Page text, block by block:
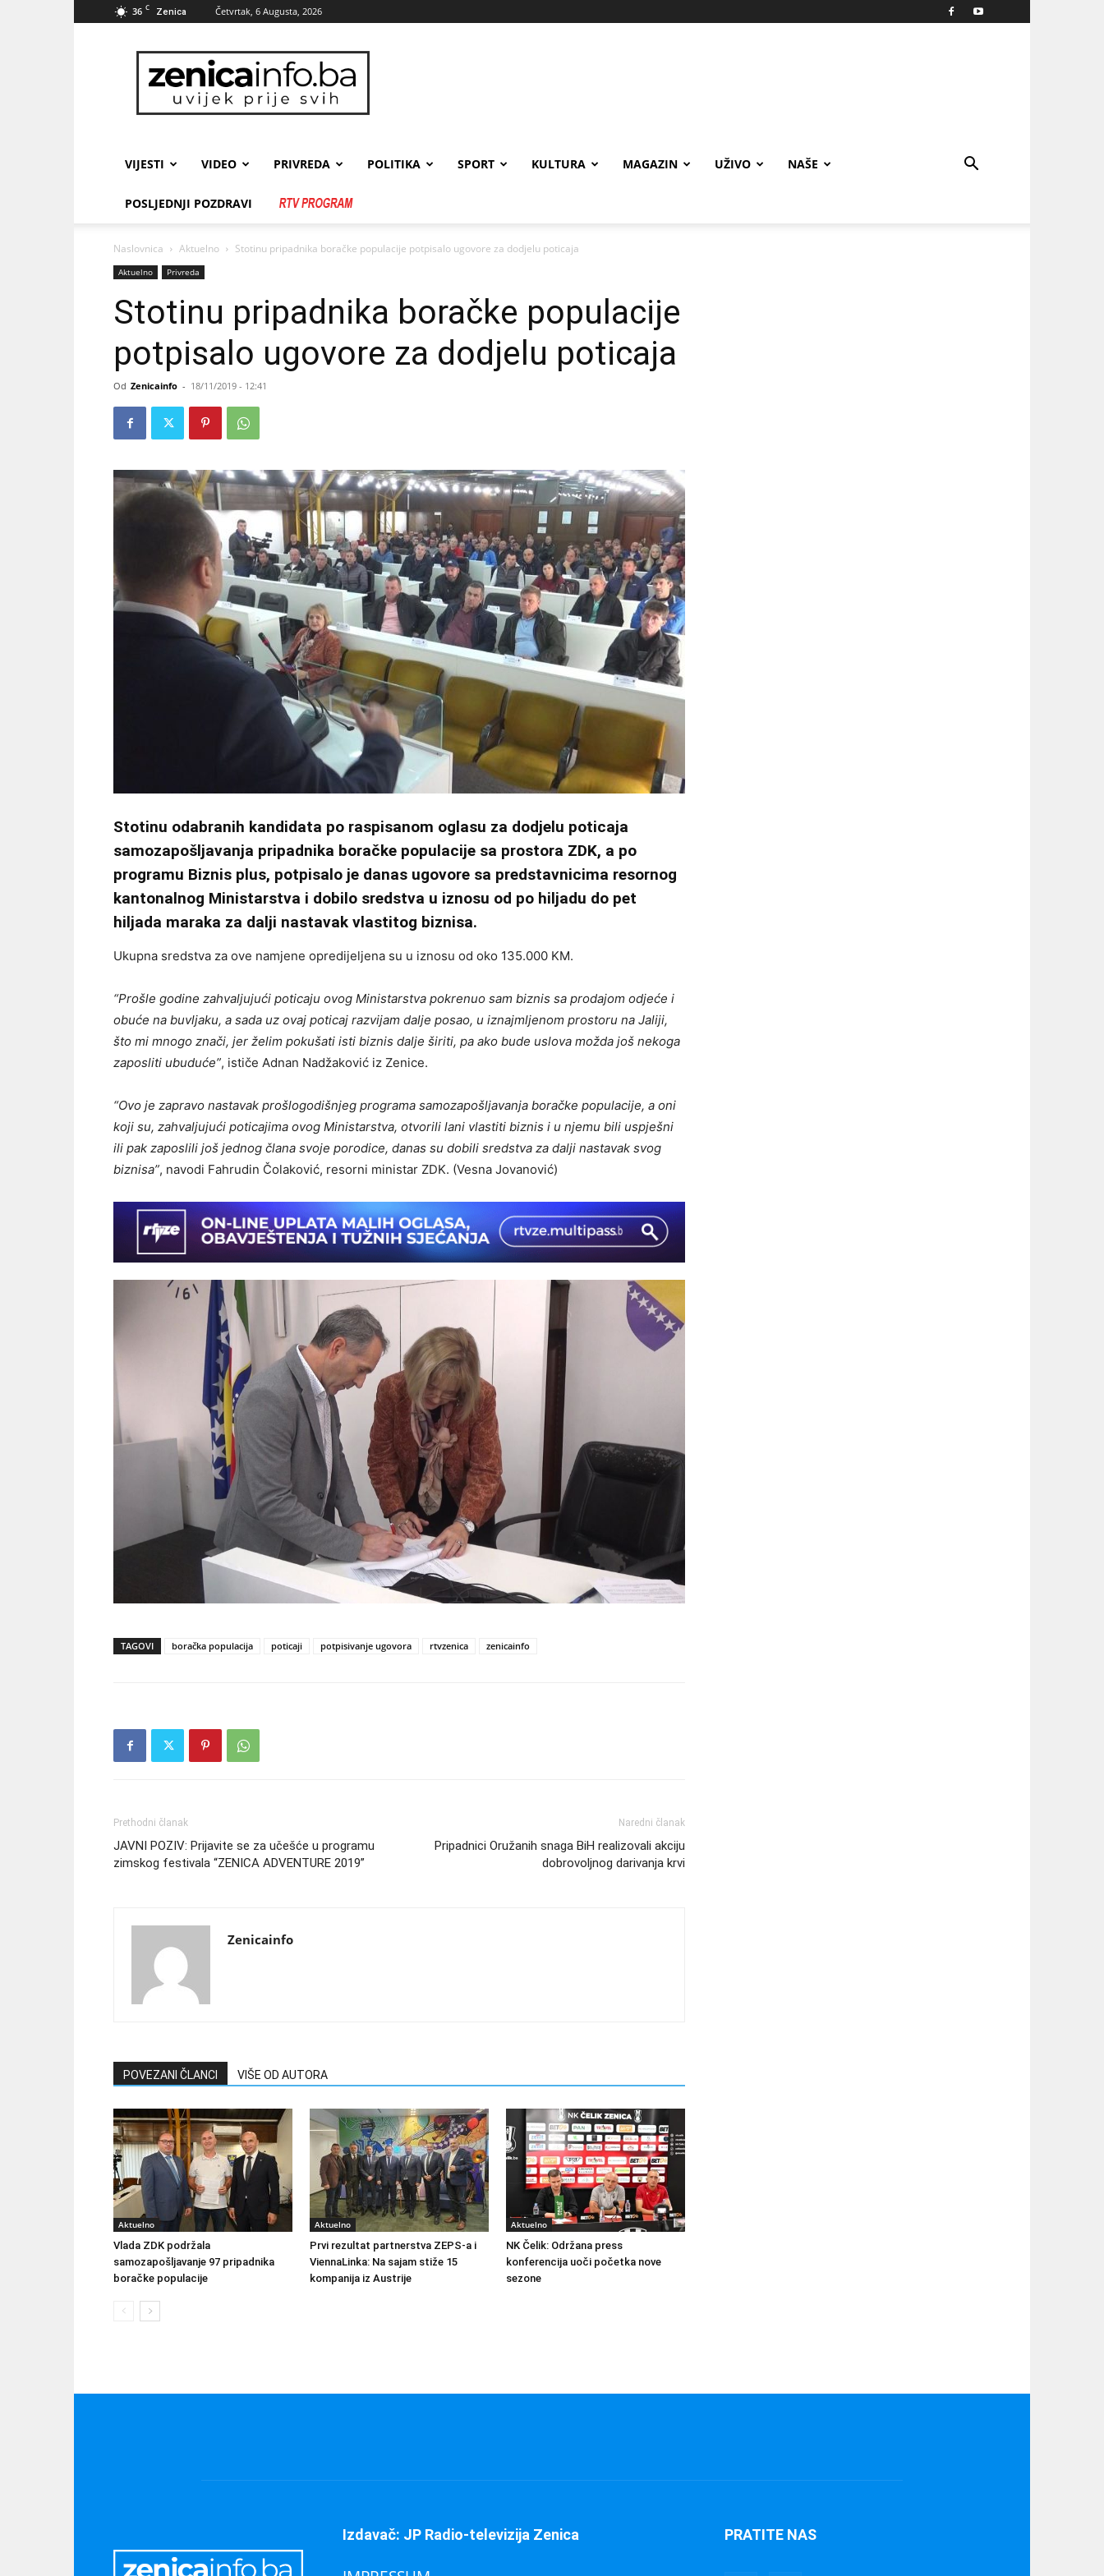
36 C Zenica Četvrtak, 6 Augusta, 2026
zenicainfo.ba
VIJESTI VIDEO PRIVREDA POLITIKA SPORT KULTURA MAGAZIN UŽIVO NAŠE
POSLJEDNJI POZDRAVI
Naslovnica Aktuelno Stotinu pripadnika boračke populacije potpisalo ugovore za dodjelu poticaja
Aktuelno Privreda
Stotinu pripadnika boračke populacije
potpisalo ugovore za dodjelu poticaja
Od Zenicainfo - 18/11/2019 - 12:41
Stotinu odabranih kandidata po raspisanom oglasu za dodjelu poticaja
samozapošljavanja pripadnika boračke populacije sa prostora ZDK, a po
programu Biznis plus, potpisalo je danas ugovore sa predstavnicima resornog
kantonalnog Ministarstva i dobilo sredstva u iznosu od po hiljadu do pet
hiljada maraka za dalji nastavak vlastitog biznisa.
Ukupna sredstva za ove namjene opredijeljena su u iznosu od oko 135.000 KM.
“Prošle godine zahvaljujući poticaju ovog Ministarstva pokrenuo sam biznis sa prodajom odjeće i
obuće na buvljaku, a sada uz ovaj poticaj razvijam dalje posao, u iznajmljenom prostoru na Jaliji,
što mi mnogo znači, jer želim pokušati isti biznis dalje širiti, pa ako bude uslova možda još nekoga
zaposliti ubuduće”, ističe Adnan Nadžaković iz Zenice.
“Ovo je zapravo nastavak prošlogodišnjeg programa samozapošljavanja boračke populacije, a oni
koji su, zahvaljujući poticajima ovog Ministarstva, otvorili lani vlastiti biznis i u njemu bili uspješni
ili pak zaposlili još jednog člana svoje porodice, danas su dobili sredstva za dalji nastavak svog
biznisa”, navodi Fahrudin Čolaković, resorni ministar ZDK. (Vesna Jovanović)
TAGOVI boračka populacija poticaji potpisivanje ugovora rtvzenica zenicainfo
Prethodni članak
JAVNI POZIV: Prijavite se za učešće u programu
zimskog festivala “ZENICA ADVENTURE 2019”
Naredni članak
Pripadnici Oružanih snaga BiH realizovali akciju
dobrovoljnog darivanja krvi
Zenicainfo
POVEZANI ČLANCI VIŠE OD AUTORA
Aktuelno
Vlada ZDK podržala
samozapošljavanje 97 pripadnika
boračke populacije
Aktuelno
Prvi rezultat partnerstva ZEPS-a i
ViennaLinka: Na sajam stiže 15
kompanija iz Austrije
Aktuelno
NK Čelik: Održana press
konferencija uoči početka nove
sezone
Izdavač: JP Radio-televizija Zenica PRATITE NAS